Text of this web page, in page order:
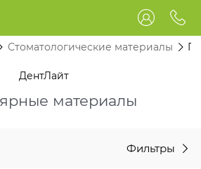
Стоматологические материалы
ДентЛайт
материалы
Фильтры